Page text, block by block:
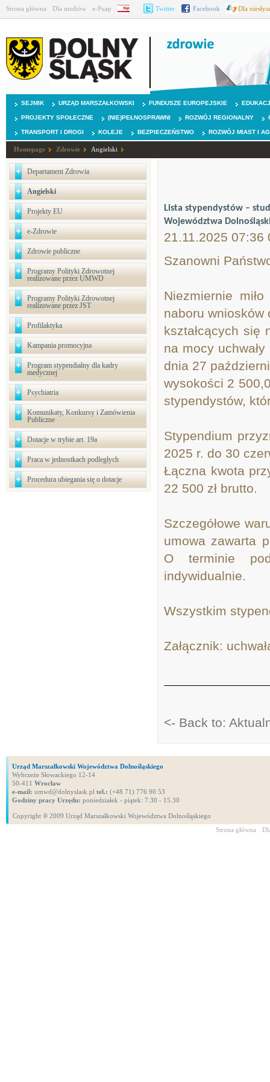
Strona główna Dla mediów e-Puap BIP Twitter Facebook Dla
SEJMIK URZĄD MARSZAŁKOWSKI FUNDUSZE EUROPEJSKIE
PROJEKTY SPOŁECZNE (NIE)PEŁNOSPRAWNI ROZWÓJ REGIONALNY
TRANSPORT I DROGI KOLEJE BEZPIECZEŃSTWO ROZWÓJ MIAST I
Homepage Zdrowie Angielski
Departament Zdrowia
Angielski
Projekty EU
e-Zdrowie
Zdrowie publiczne
Programy Polityki Zdrowotnej
realizowane przez UMWD
Programy Polityki Zdrowotnej
realizowane przez JST
Profilaktyka
Kampania promocyjna
Program stypendialny dla kadry
medycznej
Psychiatria
Komunikaty, Konkursy i Zamówienia
Publiczne
Dotacje w trybie art. 19a
Praca w jednostkach podległych
Procedura ubiegania się o dotacje
Lista stypendystów –
Województwa
21.11.2025 07:36
Szanowni
Niezmiernie
naboru wniosków
kształcących się
na mocy
dnia 27
wysokości 2
stypendystów,
Stypendium
2025 r. do 30
Łączna kwota
22 500 zł brutto.
Szczegółowe
umowa zawarta
O terminie
indywidualnie.
Wszystkim
Załącznik:
<- Back to:
Urząd Marszałkowski Województwa Dolnośląskiego
Wybrzeże Słowackiego 12-14
50-411 Wrocław
e-mail: umwd@dolnyslask.pl tel.: (+48 71) 776 90 53
Godziny pracy Urzędu: poniedziałek - piątek: 7.30 - 15.30
Copyright ® 2009 Urząd Marszałkowski Województwa Dolnośląskiego
Strona główna